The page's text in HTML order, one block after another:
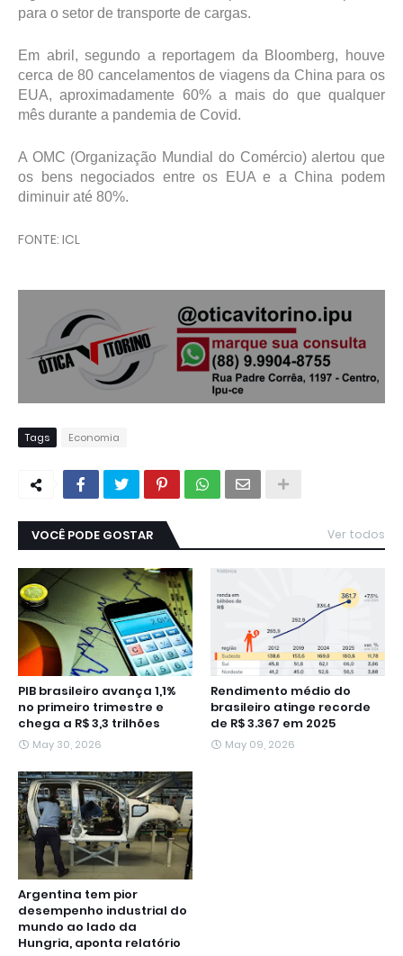
para o setor de transporte de cargas.
Em abril, segundo a reportagem da Bloomberg, houve
cerca de 80 cancelamentos de viagens da China para os
EUA, aproximadamente 60% a mais do que qualquer
mês durante a pandemia de Covid.
A OMC (Organização Mundial do Comércio) alertou que
os bens negociados entre os EUA e a China podem
diminuir até 80%.
FONTE: ICL
Tags Economia
VOCÊ PODE GOSTAR Ver todos
PIB brasileiro avança 1,1%
no primeiro trimestre e
chega a R$ 3,3 trilhões
May 30, 2026
Rendimento médio do
brasileiro atinge recorde
de R$ 3.367 em 2025
May 09, 2026
Argentina tem pior
desempenho industrial do
mundo ao lado da
Hungria, aponta relatório